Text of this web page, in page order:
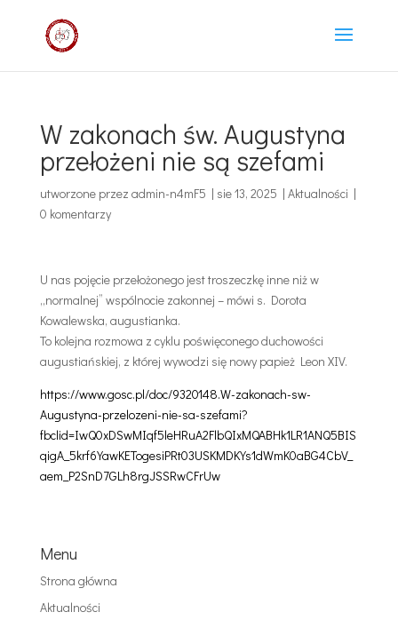
W zakonach św. Augustyna
przełożeni nie są szefami
utworzone przez admin-n4mF5 | sie 13, 2025 | Aktualności |
0 komentarzy
U nas pojęcie przełożonego jest troszeczkę inne niż w
„normalnej” wspólnocie zakonnej – mówi s. Dorota
Kowalewska, augustianka.
To kolejna rozmowa z cyklu poświęconego duchowości
augustiańskiej, z której wywodzi się nowy papież Leon XIV.
https://www.gosc.pl/doc/9320148.W-zakonach-sw-
Augustyna-przelozeni-nie-sa-szefami?
fbclid=IwQ0xDSwMIqf5leHRuA2FlbQIxMQABHk1LR1ANQ5BIS
qigA_5krf6YawKETogesiPRt03USKMDKYs1dWmK0aBG4CbV_
aem_P2SnD7GLh8rgJSSRwCFrUw
Menu
Strona główna
Aktualności